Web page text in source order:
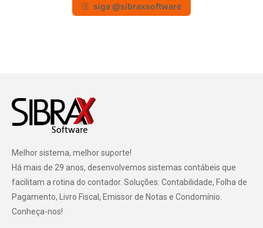
siga @sibraxsoftware
Melhor sistema, melhor suporte!
Há mais de 29 anos, desenvolvemos sistemas contábeis que
facilitam a rotina do contador. Soluções: Contabilidade, Folha de
Pagamento, Livro Fiscal, Emissor de Notas e Condomínio.
Conheça-nos!